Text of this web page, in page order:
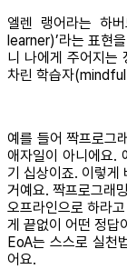
엘렌 랭어라는 하
learner)’라는 표현
니 나에게 주어지는
차린 학습자
예를 들어 짝프로그
애자일이 아니에요.
기 십상이죠. 이렇게
거예요. 짝프로그래
오프라인으로 하라
게 끝없이 어떤 정답
EoA는 스스로 실천
어요.